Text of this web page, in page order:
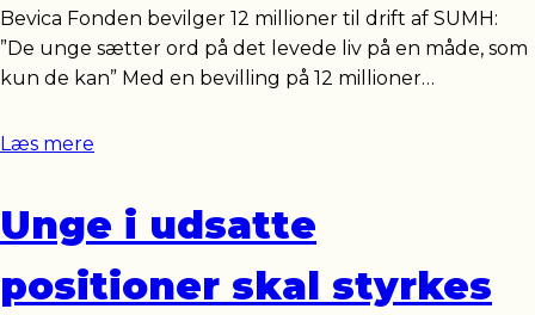
Bevica Fonden bevilger 12 millioner til drift af SUMH:
”De unge sætter ord på det levede liv på en måde, som
kun de kan” Med en bevilling på 12 millioner…
Læs mere
Unge i udsatte
positioner skal styrkes